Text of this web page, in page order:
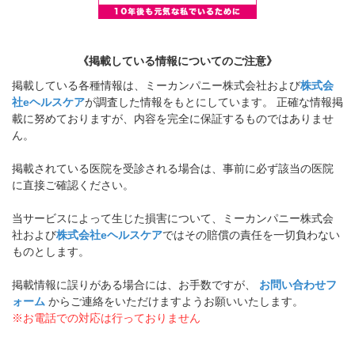
《掲載している情報についてのご注意》
掲載している各種情報は、ミーカンパニー株式会社および株式会
社eヘルスケアが調査した情報をもとにしています。 正確な情報掲
載に努めておりますが、内容を完全に保証するものではありませ
ん。
掲載されている医院を受診される場合は、事前に必ず該当の医院
に直接ご確認ください。
当サービスによって生じた損害について、ミーカンパニー株式会
社および株式会社eヘルスケアではその賠償の責任を一切負わない
ものとします。
掲載情報に誤りがある場合には、お手数ですが、 お問い合わせフ
ォーム からご連絡をいただけますようお願いいたします。
※お電話での対応は行っておりません